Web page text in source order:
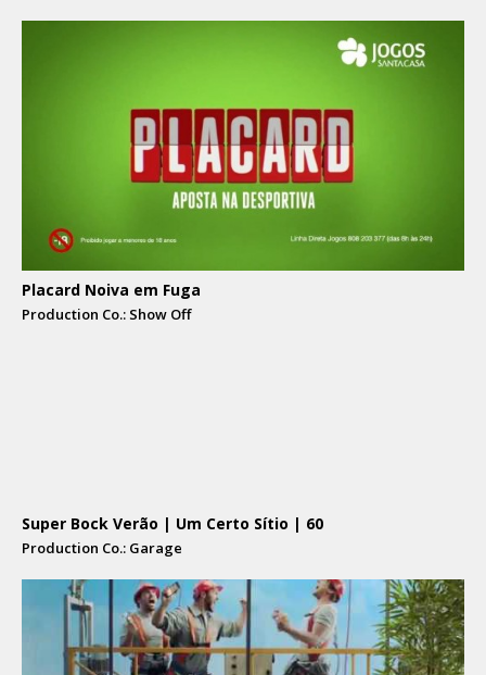
Placard Noiva em Fuga
Production Co.: Show Off
Super Bock Verão | Um Certo Sítio | 60
Production Co.: Garage